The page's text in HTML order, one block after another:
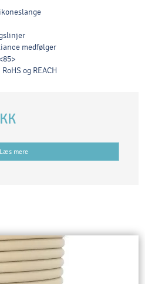
medfølger
og REACH
Læs mere